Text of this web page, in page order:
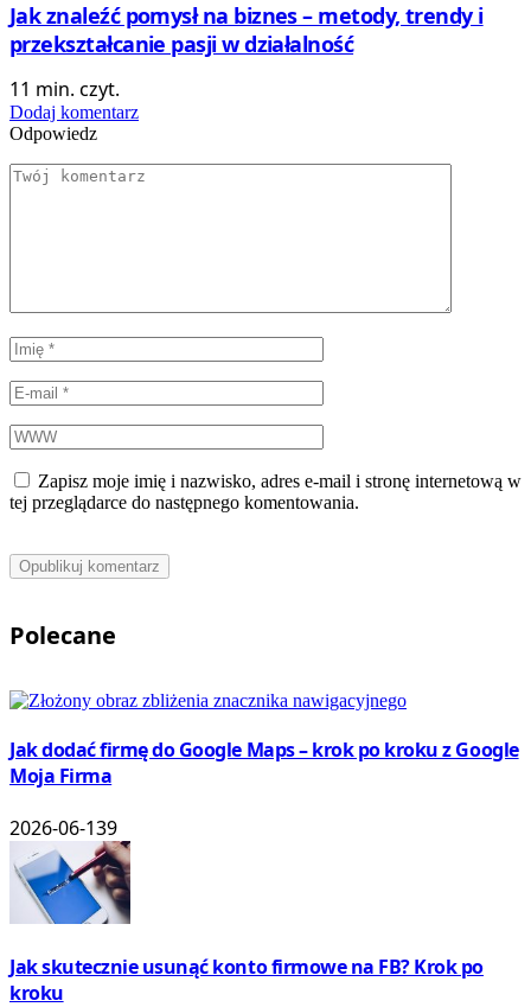
Jak znaleźć pomysł na biznes – metody, trendy i
przekształcanie pasji w działalność
11 min. czyt.
Dodaj komentarz
Odpowiedz
Zapisz moje imię i nazwisko, adres e-mail i stronę internetową w
tej przeglądarce do następnego komentowania.
Polecane
Jak dodać firmę do Google Maps – krok po kroku z Google
Moja Firma
2026-06-139
Jak skutecznie usunąć konto firmowe na FB? Krok po
kroku